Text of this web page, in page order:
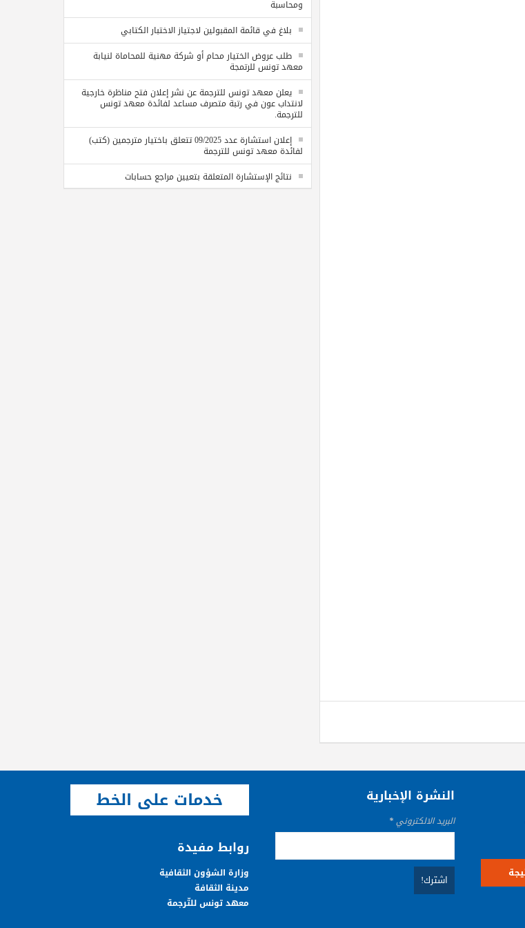
ومحاسبة
بلاغ في قائمة المقبولين لاجتياز الاختبار الكتابي
طلب عروض الختيار محام أو شركة مهنية للمحاماة لنيابة
معهد تونس للرتمجة
يعلن معهد تونس للترجمة عن نشر إعلان فتح مناظرة خارجية
لانتداب عون في رتبة متصرف مساعد لفائدة معهد تونس
للترجمة.
إعلان استشارة عدد 09/2025 تتعلق باختيار مترجمين (كتب)
لفائدة معهد تونس للترجمة
نتائج الإستشارة المتعلقة بتعيين مراجع حسابات
النشرة الإخبارية
البريد الالكتروني*
خدمات على الخط
روابط مفيدة
وزارة الشؤون الثقافية
مدينة الثقافة
معهد تونس للتّرجمة